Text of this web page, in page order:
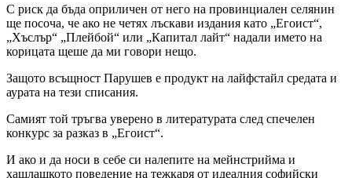
С риск да бъда оприличен от него на провинциален селянин
ще посоча, че ако не четях лъскави издания като „Егоист“,
„Хъслър“ „Плейбой“ или „Капитал лайт“ надали името на
корицата щеше да ми говори нещо.
Защото всъщност Парушев е продукт на лайфстайл средата и
аурата на тези списания.
Самият той тръгва уверено в литературата след спечелен
конкурс за разказ в „Егоист“.
И ако и да носи в себе си налепите на мейнстрийма и
хашлашкото поведение на тежкаря от идеалния софийски